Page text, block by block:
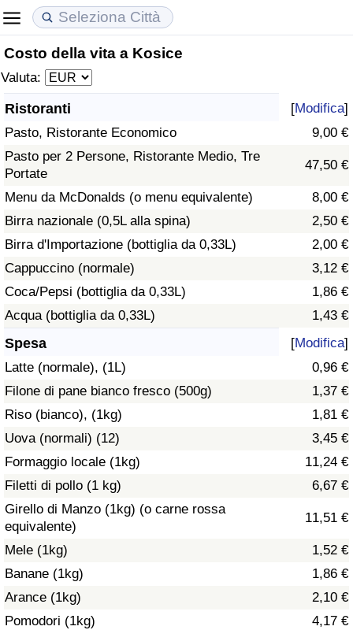
Costo della vita a Kosice
Valuta:
Ristoranti [Modifica]
Pasto, Ristorante Economico
9,00 €
Pasto per 2 Persone, Ristorante Medio, Tre
Portate
47,50 €
Menu da McDonalds (o menu equivalente)
8,00 €
Birra nazionale (0,5L alla spina)
2,50 €
Birra d'Importazione (bottiglia da 0,33L)
2,00 €
Cappuccino (normale)
3,12 €
Coca/Pepsi (bottiglia da 0,33L)
1,86 €
Acqua (bottiglia da 0,33L)
1,43 €
Spesa [Modifica]
Latte (normale), (1L)
0,96 €
Filone di pane bianco fresco (500g)
1,37 €
Riso (bianco), (1kg)
1,81 €
Uova (normali) (12)
3,45 €
Formaggio locale (1kg)
11,24 €
Filetti di pollo (1 kg)
6,67 €
Girello di Manzo (1kg) (o carne rossa
equivalente)
11,51 €
Mele (1kg)
1,52 €
Banane (1kg)
1,86 €
Arance (1kg)
2,10 €
Pomodori (1kg)
4,17 €
Costo della vita
Indice Del Costo Della Vita (corrente)
Indice Del Costo Della Vita
Indice del Costo della Vita per Nazione
ad Aqaba
Prezzi degli immobili
Indice del Prezzo delle Case (Corrente)
Indice del Prezzo delle Case
Indice del Prezzo delle Case per Nazione
Qualità della Vita
Indice della Qualità della Vita
Indice della Qualità della Vita (Corrente)
Indice della qualità della vita per Paese
Criminalità
Indice del Tasso di Criminalità (Corrente)
Indice della Criminalità
Indice di criminalità per paese
Indice dell’Assistenza Sanitaria (Corrente)
Indice dell’Assistenza Sanitaria
Indice dell’Assistenza Sanitaria per
Nazione
Inquinamento
Indice dell’Inquinamento (Corrente)